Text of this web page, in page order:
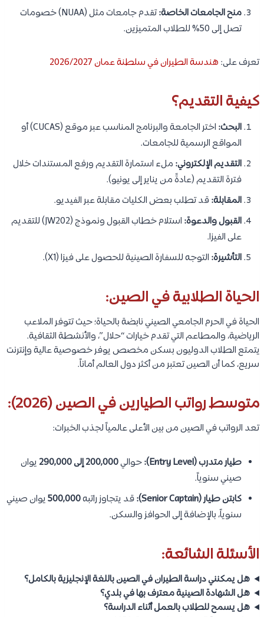
منح الجامعات الخاصة:
تقدم جامعات مثل (NUAA) خصومات
تصل إلى 50% للطلاب المتميزين.
تعرف على: هندسة الطيران في سلطنة عمان 2026/2027
كيفية التقديم؟
البحث:
اختر الجامعة والبرنامج المناسب عبر موقع (CUCAS) أو
المواقع الرسمية للجامعات.
التقديم الإلكتروني: ملء استمارة التقديم ورفع المستندات خلال
فترة التقديم (عادةً من يناير إلى يونيو).
المقابلة:قد تطلب بعض الكليات مقابلة عبر الفيديو.
القبول والدعوة:
استلام خطاب القبول ونموذج (JW202) للتقديم
على الفيزا.
التأشيرة: التوجه للسفارة الصينية للحصول على فيزا (X1).
الحياة الطلابية في الصين:
الحياة في الحرم الجامعي الصيني نابضة بالحياة؛ حيث تتوفر الملاعب
الرياضية، والمطاعم التي تقدم خيارات “حلال”، والأنشطة الثقافية.
يتمتع الطلاب الدوليون بسكن مخصص يوفر خصوصية عالية وإنترنت
سريع، كما أن الصين تعتبر من أكثر دول العالم أماناً.
متوسط رواتب الطيارين في الصين (2026):
تعد الرواتب في الصين من بين الأعلى عالمياً لجذب الخبرات:
طيار متدرب (Entry Level): حوالي200,000 إلى 290,000
يوان
صيني سنوياً.
كابتن طيار (Senior Captain):
قد يتجاوز راتبه500,000يوان صيني
سنوياً، بالإضافة إلى الحوافز والسكن.
الأسئلة الشائعة:
هل يمكنني دراسة الطيران في الصينباللغة الإنجليزية بالكامل؟
هل الشهادة الصينية معترف بها في بلدي؟
هل يسمح للطلاب بالعمل أثناء الدراسة؟